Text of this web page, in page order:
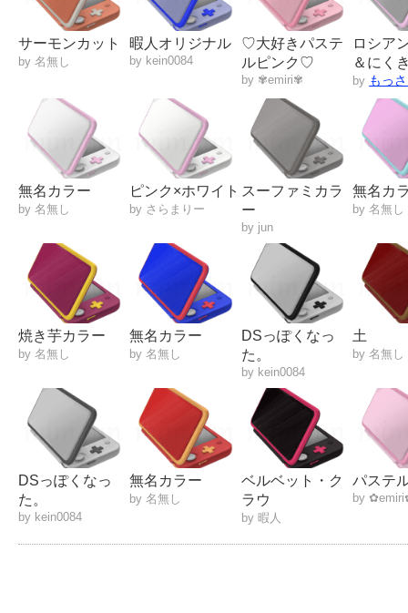
サーモンカット
by 名無し
暇人オリジナル
by kein0084
♡大好きパステ
ルピンク♡
by ✾emiri✾
ロシア
＆にく
by もっ
無名カラー
by 名無し
ピンク×ホワイト
by さらまりー
スーファミカラ
ー
by jun
無名カ
by 名無し
焼き芋カラー
by 名無し
無名カラー
by 名無し
DSっぽくなっ
た。
by kein0084
土
by 名無し
DSっぽくなっ
た。
by kein0084
無名カラー
by 名無し
ベルベット・ク
ラウ
by 暇人
パステ
by